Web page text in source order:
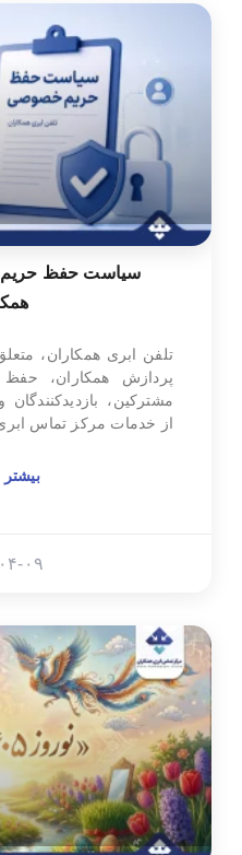
سیاست حفظ حریم
تلفن ابری همکاران،
پردازش همکاران،
مشترکین،
از خدمات مرکز تماس
بیشتر